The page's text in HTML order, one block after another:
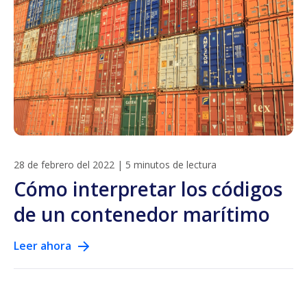
28 de febrero del 2022 | 5 minutos de lectura
Cómo interpretar los códigos
de un contenedor marítimo
Leer ahora